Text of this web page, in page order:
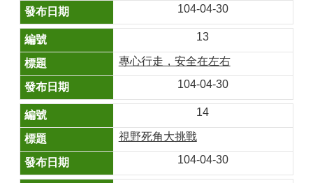
104-04-30
13
專心行走，安全在左右
104-04-30
14
視野死角大挑戰
104-04-30